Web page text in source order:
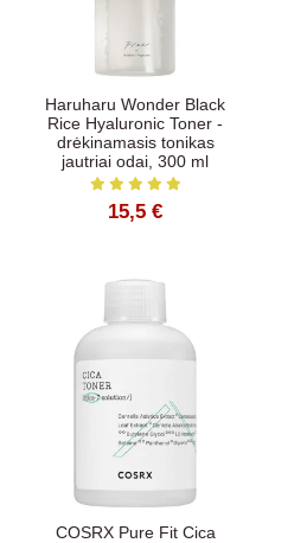
Haruharu Wonder Black
Rice Hyaluronic Toner -
drėkinamasis tonikas
jautriai odai, 300 ml
15,5 €
COSRX Pure Fit Cica